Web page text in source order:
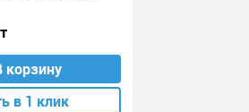
корзину
в 1 клик